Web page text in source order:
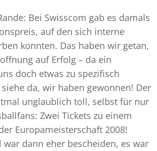
Bei Swisscom gab es damals
auf den sich interne
konnten. Das haben wir getan,
auf Erfolg – da ein
doch etwas zu spezifisch
da, wir haben gewonnen! Der
unglaublich toll, selbst für nur
Zwei Tickets zu einem
Europameisterschaft 2008!
war dann eher bescheiden, es war